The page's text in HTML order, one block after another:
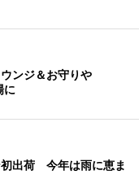
ンジ＆お守りや
に
初出荷 今年は雨に恵ま